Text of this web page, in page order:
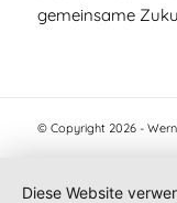
gemeinsame
© Copyright 2026 -
Diese Website